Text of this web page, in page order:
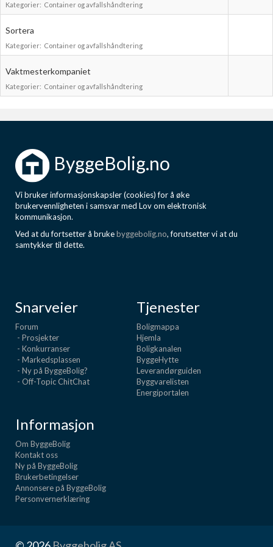
Boligmappa+
Kategorier: Container og avfallshåndtering
Sortera
Kategorier: Container og avfallshåndtering
Vaktmesterkompaniet
Kategorier: Container og avfallshåndtering
ByggeBolig.no
Vi bruker informasjonskapsler (cookies) for å øke
brukervennligheten i samsvar med Lov om elektronisk
kommunikasjon.
Ved at du fortsetter å brukebyggebolig.no, forutsetter vi at du
samtykker til dette.
Snarveier
Forum
- Prosjekter
- Konkurranser
- Markedsplassen
- Ny på ByggeBolig?
- Off-Topic ChitChat
Tjenester
Boligmappa
Hjemla
Boligkanalen
ByggeHytte
Leverandørguiden
Byggvarelisten
Energiportalen
Informasjon
Om ByggeBolig
Kontakt oss
Ny på ByggeBolig
Brukerbetingelser
Annonsere på ByggeBolig
Personvernerklæring